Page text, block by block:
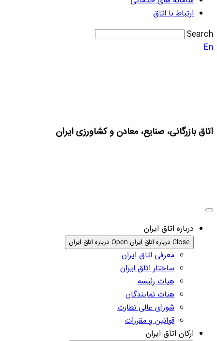
ارتباط با اتاق
Search
En
اتاق بازرگانی، صنایع، معادن و کشاورزی ایران
درباره اتاق ایران
Close درباره اتاق ایران Open درباره اتاق ایران
معرفی اتاق ایران
ساختار اتاق ایران
هیات رئیسه
هیات نمایندگان
شورای عالی نظارت
قوانین و مقررات
ارکان اتاق ایران